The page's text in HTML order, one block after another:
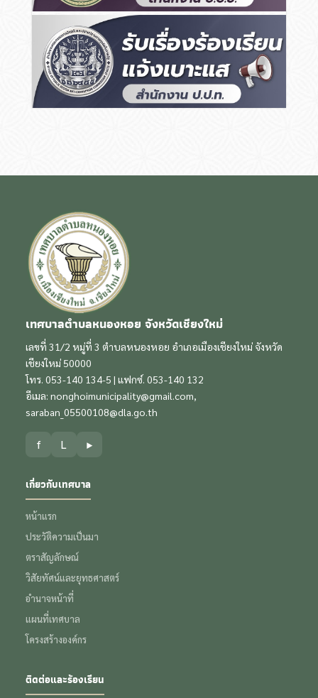
เทศบาลตำบลหนองหอย จังหวัดเชียงใหม่
เลขที่ 31/2 หมู่ที่ 3 ตำบลหนองหอย อำเภอเมืองเชียงใหม่ จังหวัด
เชียงใหม่ 50000
โทร. 053-140 134-5 | แฟกซ์. 053-140 132
อีเมล: nonghoimunicipality@gmail.com
saraban_05500108@dla.go.th
f L ▶
เกี่ยวกับเทศบาล
หน้าแรก
ประวัติความเป็นมา
ตราสัญลักษณ์
วิสัยทัศน์และยุทธศาสตร์
อำนาจหน้าที่
แผนที่เทศบาล
โครงสร้างองค์กร
ติดต่อและร้องเรียน